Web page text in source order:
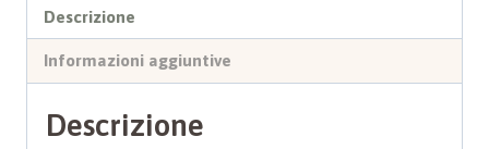
Descrizione
Informazioni aggiuntive
Descrizione